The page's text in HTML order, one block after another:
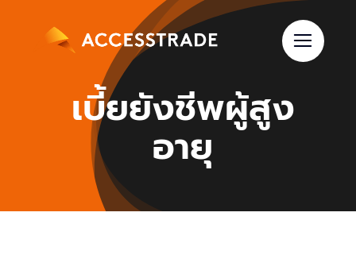
เบี้ยยังชีพผู้สูง
อายุ